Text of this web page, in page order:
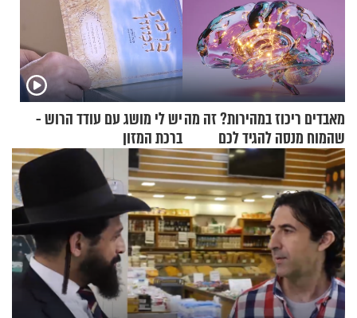
מאבדים ריכוז במהירות? זה מה
שהמוח מנסה להגיד לכם
יש לי מושג עם עודד הרוש -
ברכת המזון